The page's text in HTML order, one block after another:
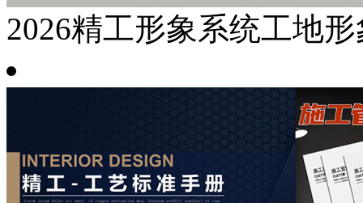
2026精工形象系统工地